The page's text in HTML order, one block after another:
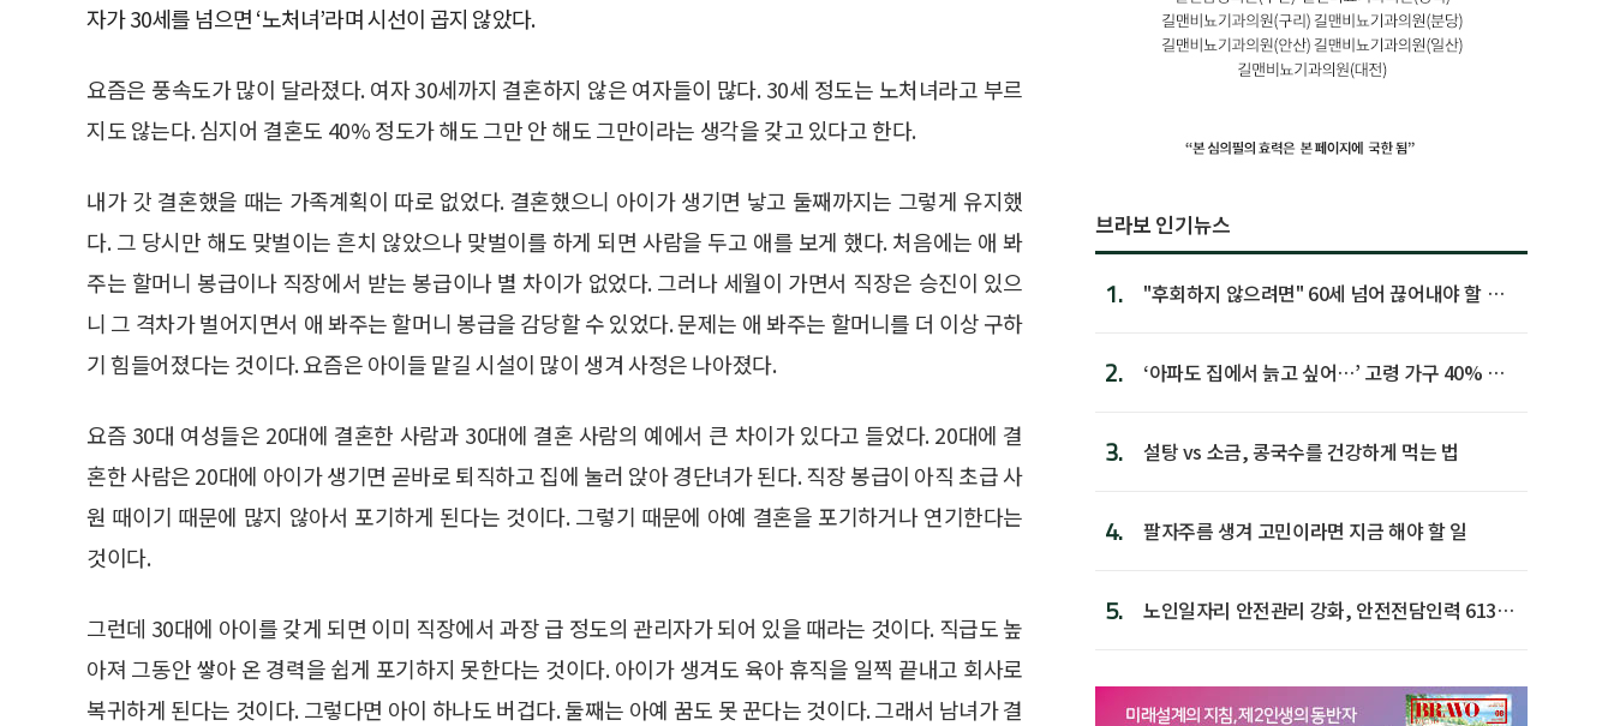
자가 30세를 넘으면 ‘노처녀’라며 시선이 곱지 않았다.
요즘은 풍속도가 많이 달라졌다. 여자 30세까지 결혼하지 않은 여자들이 많다. 30세 정도는 노처녀라고 부르
지도 않는다. 심지어 결혼도 40% 정도가 해도 그만 안 해도 그만이라는 생각을 갖고 있다고 한다.
내가 갓 결혼했을 때는 가족계획이 따로 없었다. 결혼했으니 아이가 생기면 낳고 둘째까지는 그렇게 유지했
다. 그 당시만 해도 맞벌이는 흔치 않았으나 맞벌이를 하게 되면 사람을 두고 애를 보게 했다. 처음에는 애 봐
주는 할머니 봉급이나 직장에서 받는 봉급이나 별 차이가 없었다. 그러나 세월이 가면서 직장은 승진이 있으
니 그 격차가 벌어지면서 애 봐주는 할머니 봉급을 감당할 수 있었다. 문제는 애 봐주는 할머니를 더 이상 구하
기 힘들어졌다는 것이다. 요즘은 아이들 맡길 시설이 많이 생겨 사정은 나아졌다.
요즘 30대 여성들은 20대에 결혼한 사람과 30대에 결혼 사람의 예에서 큰 차이가 있다고 들었다. 20대에 결
혼한 사람은 20대에 아이가 생기면 곧바로 퇴직하고 집에 눌러 앉아 경단녀가 된다. 직장 봉급이 아직 초급 사
원 때이기 때문에 많지 않아서 포기하게 된다는 것이다. 그렇기 때문에 아예 결혼을 포기하거나 연기한다는
것이다.
그런데 30대에 아이를 갖게 되면 이미 직장에서 과장 급 정도의 관리자가 되어 있을 때라는 것이다. 직급도 높
아져 그동안 쌓아 온 경력을 쉽게 포기하지 못한다는 것이다. 아이가 생겨도 육아 휴직을 일찍 끝내고 회사로
복귀하게 된다는 것이다. 그렇다면 아이 하나도 버겁다. 둘째는 아예 꿈도 못 꾼다는 것이다. 그래서 남녀가 결
브라보 인기뉴스
1.
"후회하지 않으려면" 60세 넘어 끊어내야 할 사
2.
‘아파도 집에서 늙고 싶어…’ 고령 가구 40% 노
3. 설탕 vs 소금, 콩국수를 건강하게 먹는 법
4. 팔자주름 생겨 고민이라면 지금 해야 할 일
5.
노인일자리 안전관리 강화, 안전전담인력 613명